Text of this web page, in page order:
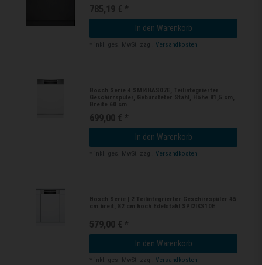
785,19 € *
In den Warenkorb
* inkl. ges. MwSt. zzgl.Versandkosten
Bosch Serie 4 SMI4HAS07E, Teilintegrierter
Geschirrspüler, Gebürsteter Stahl, Höhe 81,5 cm,
Breite 60 cm
699,00 € *
In den Warenkorb
* inkl. ges. MwSt. zzgl.Versandkosten
Bosch Serie | 2 Teilintegrierter Geschirrspüler 45
cm breit, 82 cm hoch Edelstahl SPI2IKS10E
579,00 € *
In den Warenkorb
* inkl. ges. MwSt. zzgl.Versandkosten